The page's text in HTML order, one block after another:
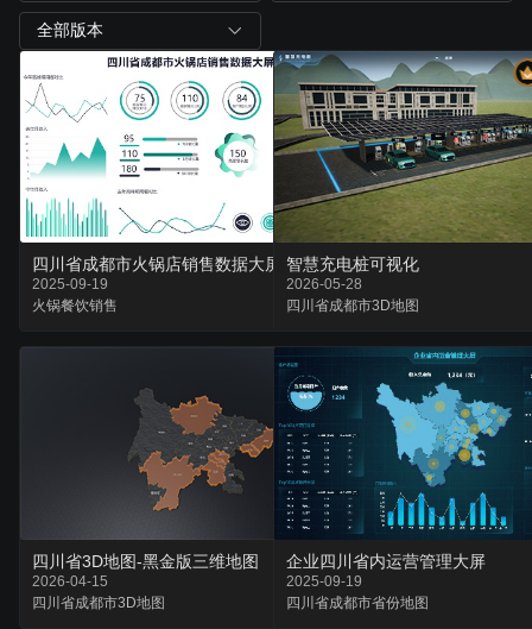
全部版本
四川省成都市火锅店销售数据大屏
2025-09-19
火锅餐饮销售
智慧充电桩可视化
2026-05-28
四川省成都市3D地图
四川省3D地图-黑金版三维地图
2026-04-15
四川省成都市3D地图
企业四川省内运营管理大屏
2025-09-19
四川省成都市省份地图